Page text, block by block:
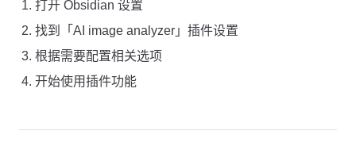
打开 Obsidian 设置
找到「AI image analyzer」插件设置
根据需要配置相关选项
开始使用插件功能